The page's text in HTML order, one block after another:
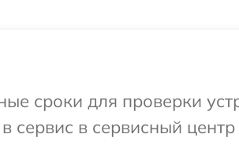
сроки для проверки
сервис в сервисный